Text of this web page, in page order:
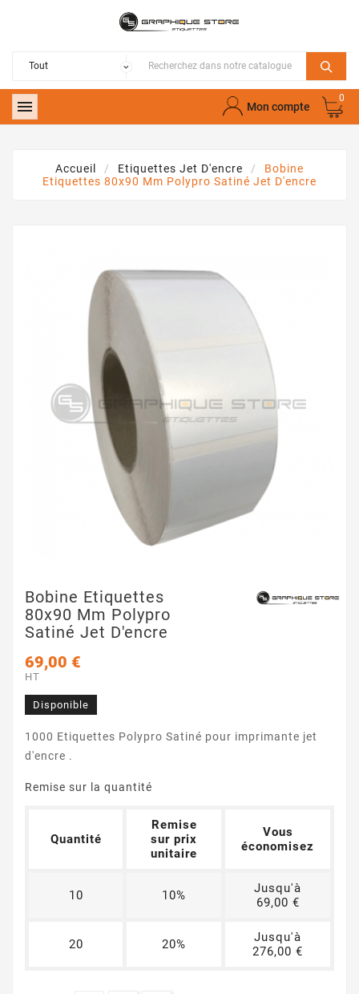
 Mon compte
0
Accueil Etiquettes Jet D'encre
Bobine
Etiquettes 80x90 Mm Polypro Satiné Jet D'encre
Bobine Etiquettes
80x90 Mm Polypro
Satiné Jet D'encre
69,00 €
HT
Disponible
1000 Etiquettes Polypro Satiné pour imprimante jet
d'encre .
Remise sur la quantité
Quantité
Remise
sur prix
unitaire
Vous
économisez
10 10%
Jusqu'à
69,00 €
20 20%
Jusqu'à
276,00 €